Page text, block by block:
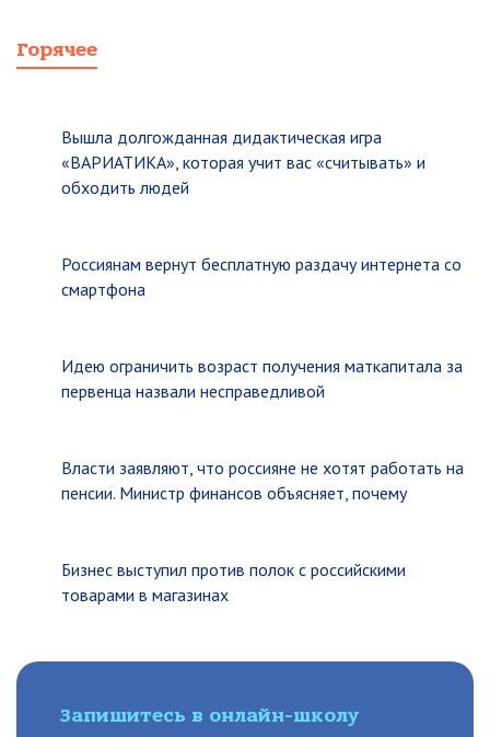
Горячее
Вышла долгожданная дидактическая игра
«ВАРИАТИКА», которая учит вас «считывать» и
обходить людей
Россиянам вернут бесплатную раздачу интернета со
смартфона
Идею ограничить возраст получения маткапитала за
первенца назвали несправедливой
Власти заявляют, что россияне не хотят работать на
пенсии. Министр финансов объясняет, почему
Бизнес выступил против полок с российскими
товарами в магазинах
Запишитесь в онлайн-школу